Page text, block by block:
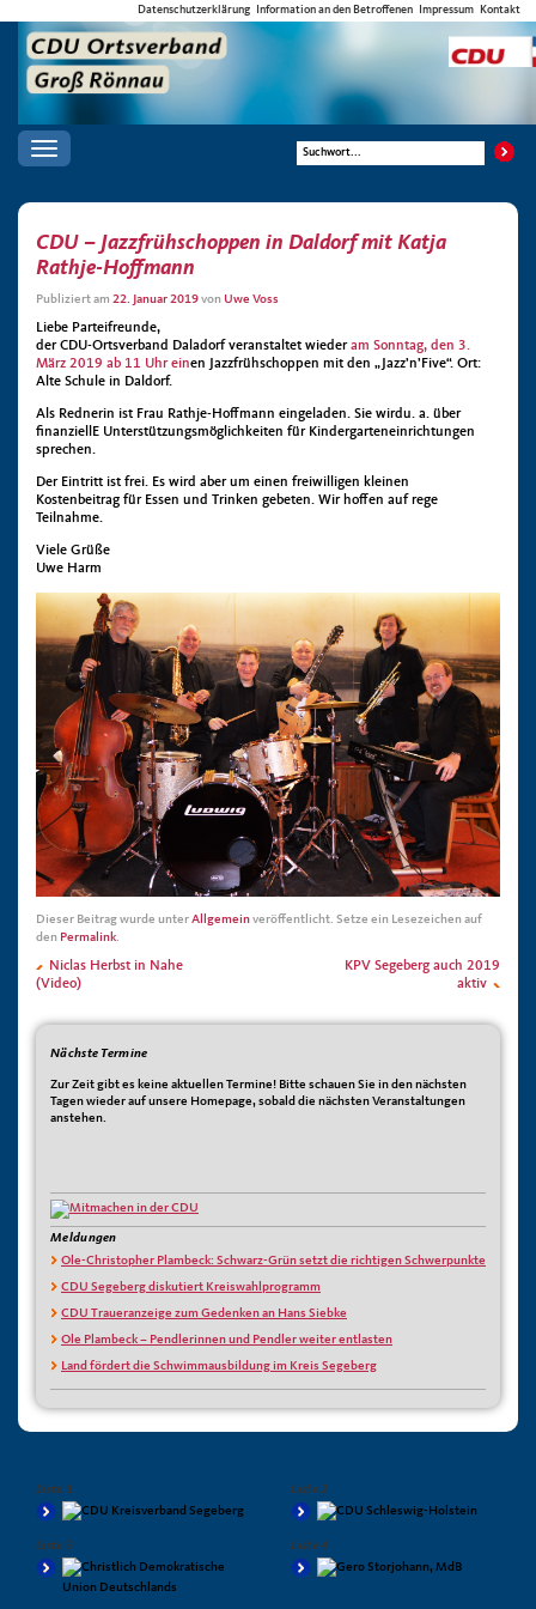
Datenschutzerklärung Information an den Betroffenen Impressum Kontakt
Toggle
navigation
CDU – Jazzfrühschoppen in Daldorf mit Katja
Rathje-Hoffmann
Publiziert am 22. Januar 2019von Uwe Voss
Liebe Parteifreunde,
der CDU-Ortsverband Daladorf veranstaltet wiederam Sonntag, den 3.
März 2019 ab 11 Uhr einen Jazzfrühschoppen mit den „Jazz’n’Five“. Ort:
Alte Schule in Daldorf.
Als Rednerin ist Frau Rathje-Hoffmann eingeladen. Sie wirdu. a. über
finanziellE Unterstützungsmöglichkeiten für Kindergarteneinrichtungen
sprechen.
Der Eintritt ist frei. Es wird aber um einen freiwilligen kleinen
Kostenbeitrag für Essen und Trinken gebeten. Wir hoffen auf rege
Teilnahme.
Viele Grüße
Uwe Harm
Dieser Beitrag wurde unterAllgemeinveröffentlicht. Setze ein Lesezeichen auf
den Permalink.
Niclas Herbst in Nahe
(Video)
KPV Segeberg auch 2019
aktiv
Nächste Termine
Zur Zeit gibt es keine aktuellen Termine! Bitte schauen Sie in den nächsten
Tagen wieder auf unsere Homepage, sobald die nächsten Veranstaltungen
anstehen.
Meldungen
Ole-Christopher Plambeck: Schwarz-Grün setzt die richtigen Schwerpunkte
CDU Segeberg diskutiert Kreiswahlprogramm
CDU Traueranzeige zum Gedenken an Hans Siebke
Ole Plambeck – Pendlerinnen und Pendler weiter entlasten
Land fördert die Schwimmausbildung im Kreis Segeberg
Liste 1 Liste 2
Liste 3 Liste 4